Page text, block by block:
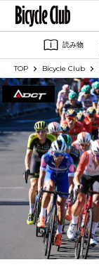
読み物
TOP Bicycle Club